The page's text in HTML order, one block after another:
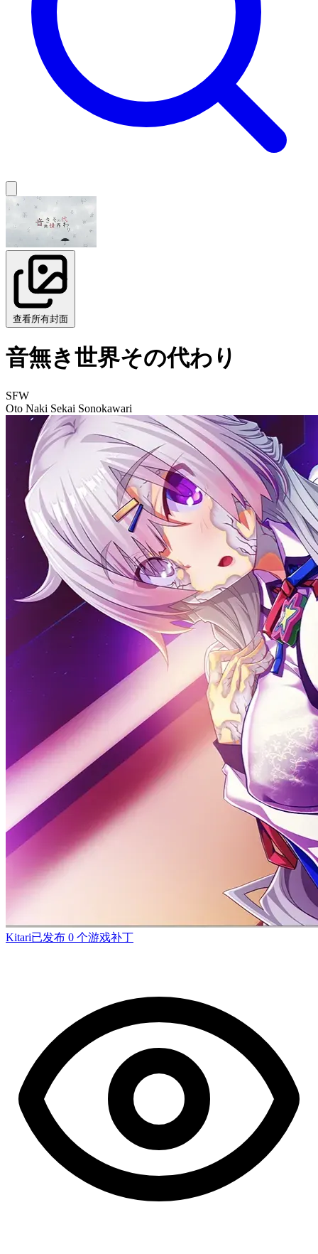
查看所有封面
音無き世界その代わり
SFW
Oto Naki Sekai Sonokawari
Kitari已发布 0 个游戏补丁